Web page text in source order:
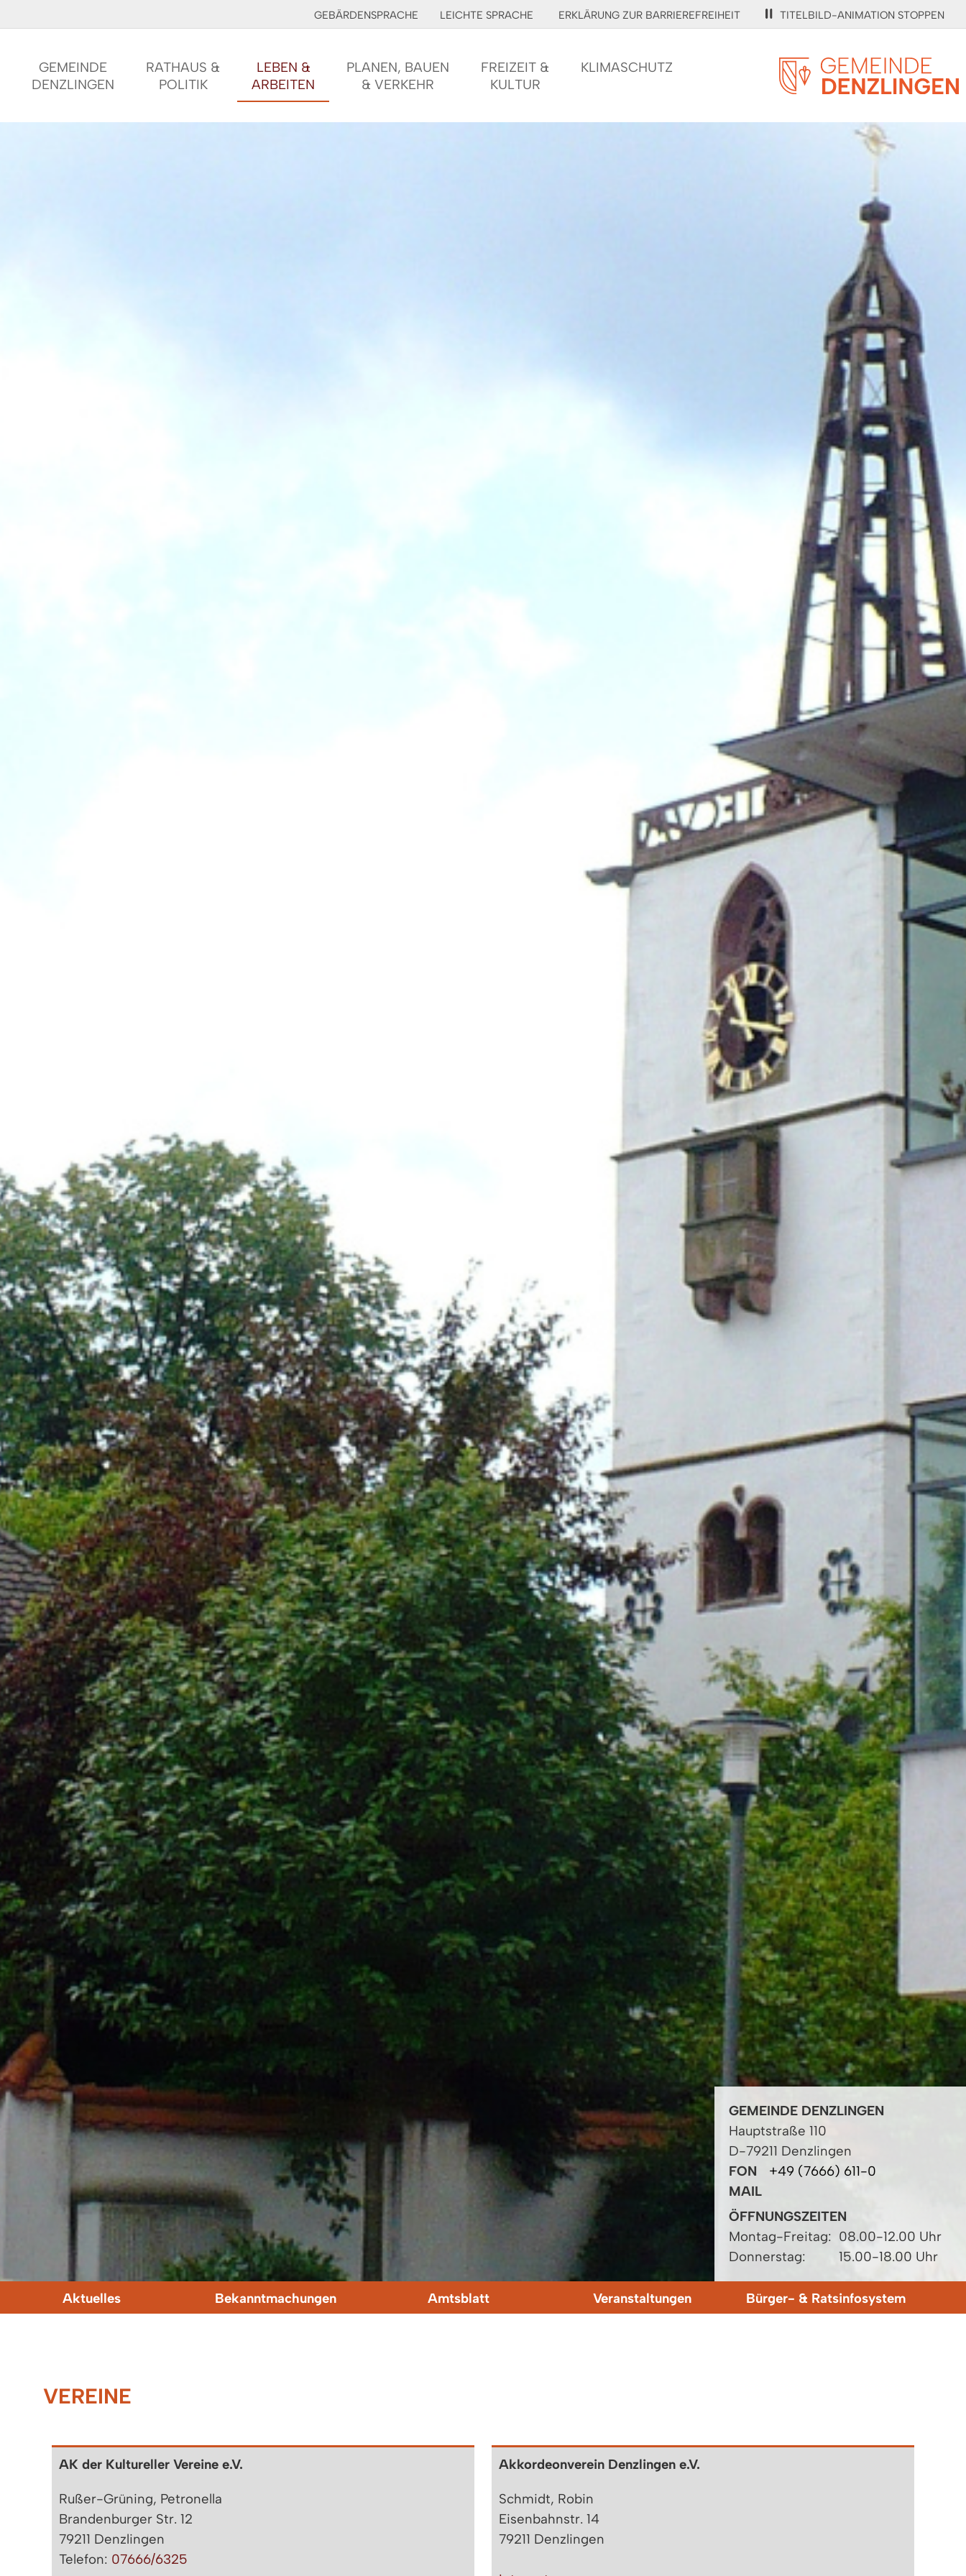
GEBÄRDENSPRACHE LEICHTE SPRACHE ERKLÄRUNG ZUR BARRIEREFREIHEIT TITELBILD-ANIMATION STOPPEN
GEMEINDE
DENZLINGEN
RATHAUS &
POLITIK
LEBEN &
ARBEITEN
PLANEN, BAUEN
& VERKEHR
FREIZEIT &
KULTUR
KLIMASCHUTZ
GEMEINDE DENZLINGEN
Hauptstraße 110
D-79211 Denzlingen
FON
+49 (7666) 611-0
MAIL
ÖFFNUNGSZEITEN
Montag-Freitag: 08.00-12.00 Uhr
Donnerstag:
15.00-18.00 Uhr
Aktuelles Bekanntmachungen Amtsblatt Veranstaltungen Bürger- & Ratsinfosystem
VEREINE
AK der Kultureller Vereine e.V.
Rußer-Grüning, Petronella
Brandenburger Str. 12
79211 Denzlingen
Telefon: 07666/6325
Akkordeonverein Denzlingen e.V.
Schmidt, Robin
Eisenbahnstr. 14
79211 Denzlingen